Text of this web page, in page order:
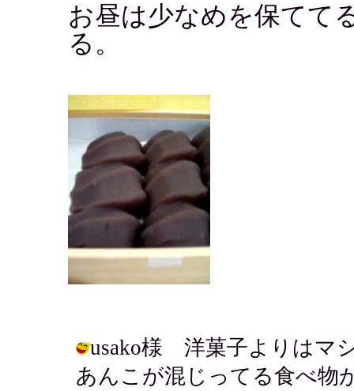
お昼は少なめを保てて
る。
usako様 洋菓子よりはマ
あんこが混じってる食べ物